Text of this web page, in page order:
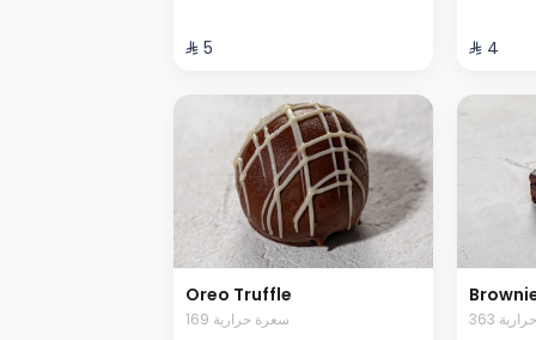
⁨⁦‪‬ 5⁩ ⁨⁦‪‬ 4⁩
Oreo Truffle
169 سعرة حرارية حرارية